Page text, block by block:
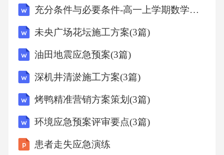
充分条件与必要条件-高一上学期数学课时作业人教版A版（含解析）
未央广场花坛施工方案(3篇)
油田地震应急预案(3篇)
深机井清淤施工方案(3篇)
烤鸭精准营销方案策划(3篇)
环境应急预案评审要点(3篇)
患者走失应急演练